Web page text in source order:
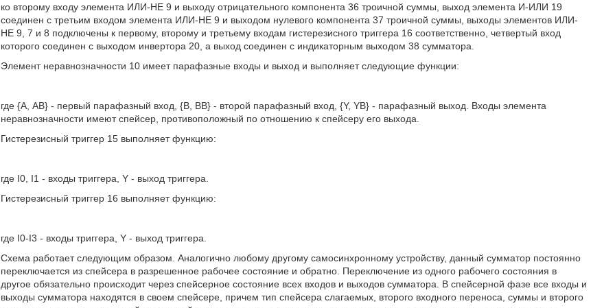
ко второму входу элемента ИЛИ-НЕ 9 и выходу отрицательного компонента 36 троичной суммы, выход элемента И-ИЛИ 19
соединен с третьим входом элемента ИЛИ-НЕ 9 и выходом нулевого компонента 37 троичной суммы, выходы элементов ИЛИ-
НЕ 9, 7 и 8 подключены к первому, второму и третьему входам гистерезисного триггера 16 соответственно, четвертый вход
которого соединен с выходом инвертора 20, а выход соединен с индикаторным выходом 38 сумматора.
Элемент неравнозначности 10 имеет парафазные входы и выход и выполняет следующие функции:
где {А, АВ} - первый парафазный вход, {B, ВВ} - второй парафазный вход, {Y, YB} - парафазный выход. Входы элемента
неравнозначности имеют спейсер, противоположный по отношению к спейсеру его выхода.
Гистерезисный триггер 15 выполняет функцию:
где I0, I1 - входы триггера, Y - выход триггера.
Гистерезисный триггер 16 выполняет функцию:
где I0-I3 - входы триггера, Y - выход триггера.
Схема работает следующим образом. Аналогично любому другому самосинхронному устройству, данный сумматор постоянно
переключается из спейсера в разрешенное рабочее состояние и обратно. Переключение из одного рабочего состояния в
другое обязательно происходит через спейсерное состояние всех входов и выходов сумматора. В спейсерной фазе все входы и
выходы сумматора находятся в своем спейсере, причем тип спейсера слагаемых, второго входного переноса, суммы и второго